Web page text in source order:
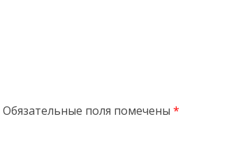
Обязательные поля помечены *